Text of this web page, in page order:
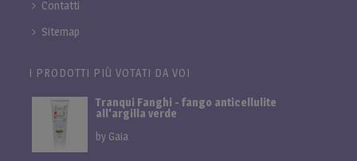
Contatti
Sitemap
I PRODOTTI PIÙ VOTATI DA VOI
Tranqui Fanghi - fango anticellulite
all'argilla verde
by Gaia